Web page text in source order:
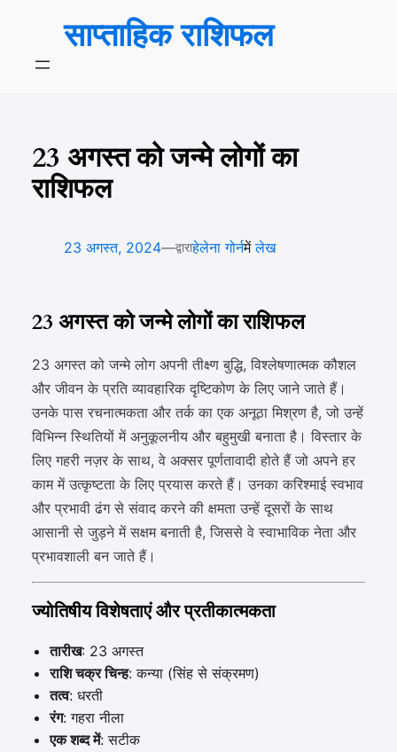
साप्ताहिक राशिफल
23 अगस्त को जन्मे लोगों का
राशिफल
23 अगस्त, 2024—द्वाराहेलेना गोर्नमेंलेख
23 अगस्त को जन्मे लोगों का राशिफल
23 अगस्त को जन्मे लोग अपनी तीक्ष्ण बुद्धि, विश्लेषणात्मक कौशल
और जीवन के प्रति व्यावहारिक दृष्टिकोण के लिए जाने जाते हैं।
उनके पास रचनात्मकता और तर्क का एक अनूठा मिश्रण है, जो उन्हें
विभिन्न स्थितियों में अनुकूलनीय और बहुमुखी बनाता है। विस्तार के
लिए गहरी नज़र के साथ, वे अक्सर पूर्णतावादी होते हैं जो अपने हर
काम में उत्कृष्टता के लिए प्रयास करते हैं। उनका करिश्माई स्वभाव
और प्रभावी ढंग से संवाद करने की क्षमता उन्हें दूसरों के साथ
आसानी से जुड़ने में सक्षम बनाती है, जिससे वे स्वाभाविक नेता और
प्रभावशाली बन जाते हैं।
ज्योतिषीय विशेषताएं और प्रतीकात्मकता
तारीख: 23 अगस्त
राशि चक्र चिन्ह: कन्या (सिंह से संक्रमण)
तत्व: धरती
रंग: गहरा नीला
एक शब्द में: सटीक